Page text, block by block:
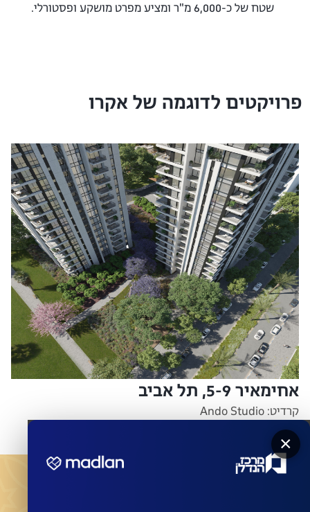
שטח של כ-6,000 מ"ר ומציע מפרט מושקע ופסטורלי.
פרויקטים לדוגמה של אקרו
אחימאיר 5-9, תל אביב
קרדיט: Ando Studio
×